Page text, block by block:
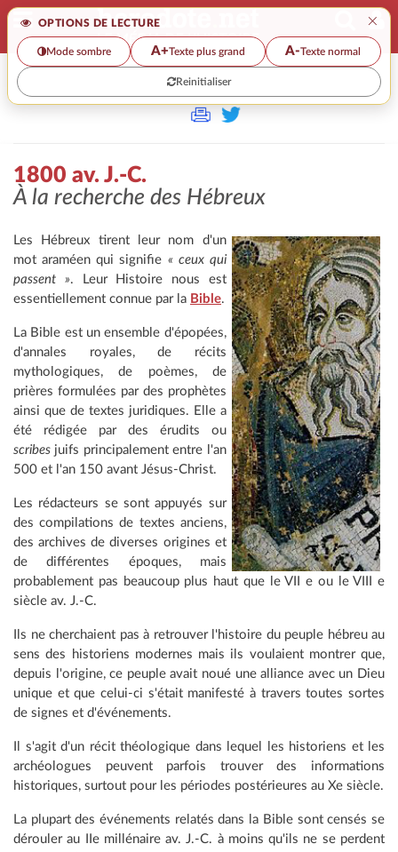
OPTIONS DE LECTURE ×
Mode sombre A+Texte plus grand A-Texte normal
Reinitialiser
>>
1800 av. J.-C.
À la recherche des Hébreux
Les Hébreux tirent leur nom d'un
mot araméen qui signifie « ceux qui
passent ». Leur
Histoire nous est
essentiellement connue par la Bible.
La Bible est un ensemble d'épopées,
d'annales royales, de récits
mythologiques, de poèmes, de
prières formulées par des prophètes
ainsi que de textes juridiques. Elle a
été rédigée par des érudits ou
scribes juifs principalement entre l'an
500 et l'an 150 avant Jésus-Christ.
Les rédacteurs se sont appuyés sur
des compilations de textes anciens,
des archives de diverses origines et
de différentes époques, mais
probablement pas beaucoup plus haut que le VII e ou le VIII e
siècle av. J.-C.
Ils ne cherchaient pas à retrouver l'histoire du peuple hébreu au
sens des historiens modernes mais ils voulaient montrer que,
depuis l'origine, ce peuple avait noué une alliance avec un Dieu
unique et que celui-ci s'était manifesté à travers toutes sortes
de signes et d'événements.
Il s'agit d'un récit théologique dans lequel les historiens et les
archéologues peuvent parfois trouver des informations
historiques, surtout pour les périodes postérieures au Xe siècle.
La plupart des événements relatés dans la Bible sont censés se
dérouler au IIe millénaire av. J.-C. à moins qu'ils ne se perdent